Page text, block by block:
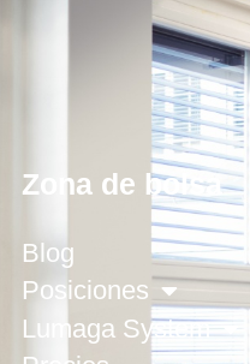
Zona de bolsa
Blog
Posiciones
Lumaga System